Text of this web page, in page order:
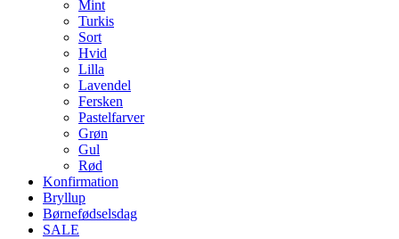
Mint
Turkis
Sort
Hvid
Lilla
Lavendel
Fersken
Pastelfarver
Grøn
Gul
Rød
Konfirmation
Bryllup
Børnefødselsdag
SALE